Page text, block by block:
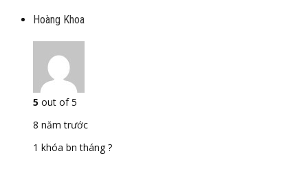
Hoàng Khoa
5 out of 5
8 năm trước
1 khóa bn tháng ?